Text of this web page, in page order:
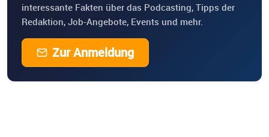
interessante Fakten über das Podcasting, Tipps der
Redaktion, Job-Angebote, Events und mehr.
Zur Anmeldung